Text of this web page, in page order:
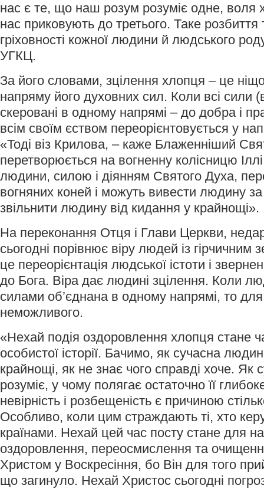
нас є те, що наш розум розуміє одне, воля
нас приковують до третього. Таке розбиття
гріховності кожної людини й людського
УГКЦ.
За його словами, зцілення хлопця – це
напряму його духовних сил. Коли всі сили
скеровані в одному напрямі – до добра і
всім своїм єством переорієнтовується у
«Тоді віз Крилова, – каже Блаженніший
перетворюється на вогненну колісницю
людини, силою і діянням Святого Духа,
вогняних коней і можуть вивести людину за
звільнити людину від кидання у крайнощі».
На переконання Отця і Глави Церкви,
сьогодні порівнює віру людей із гірчичним
це переорієнтація людської істоти і
до Бога. Віра дає людині зцілення. Коли
силами об’єднана в одному напрямі, то для
неможливого.
«Нехай подія оздоровлення хлопця стане
особистої історії. Бачимо, як сучасна
крайнощі, як не знає чого справді хоче. Як
розуміє, у чому полягає остаточно її
невірність і розбещеність є причиною
Особливо, коли цим страждають ті, хто
країнами. Нехай цей час посту стане для
оздоровлення, переосмислення та
Христом у Воскресіння, бо Він для того
що загинуло. Нехай Христос сьогодні